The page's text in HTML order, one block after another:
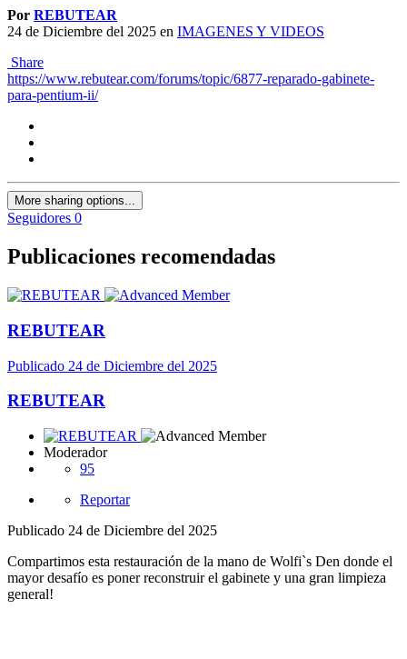
Por REBUTEAR
24 de Diciembre del 2025 en IMAGENES Y VIDEOS
Share
https://www.rebutear.com/forums/topic/6877-reparado-gabinete-
para-pentium-ii/
More sharing options...
Seguidores 0
Publicaciones recomendadas
REBUTEAR
Publicado 24 de Diciembre del 2025
REBUTEAR
Moderador
95
Reportar
Publicado 24 de Diciembre del 2025
Compartimos esta restauración de la mano de Wolfi`s Den donde el
mayor desafío es poner reconstruir el gabinete y una gran limpieza
general!